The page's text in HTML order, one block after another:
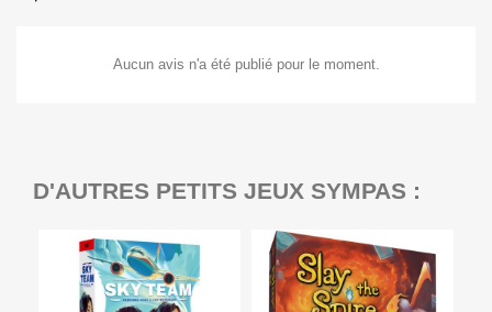
Aucun avis n'a été publié pour le moment.
D'AUTRES PETITS JEUX SYMPAS :